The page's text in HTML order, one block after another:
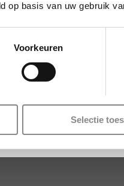
op basis van uw gebruik
Voorkeuren
Selectie
–
EM5PM